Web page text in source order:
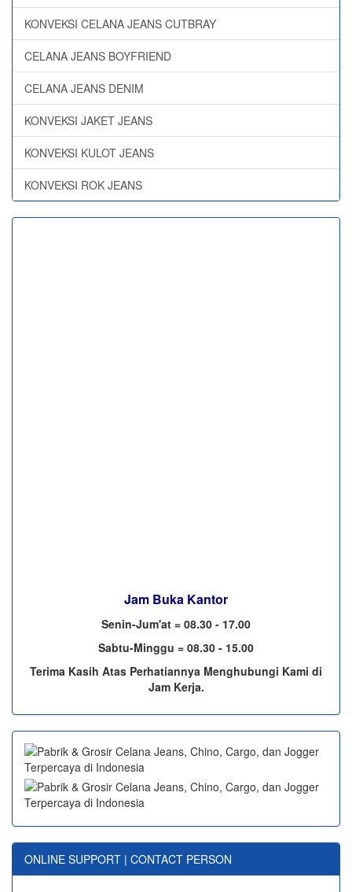
KONVEKSI CELANA JEANS CUTBRAY
CELANA JEANS BOYFRIEND
CELANA JEANS DENIM
KONVEKSI JAKET JEANS
KONVEKSI KULOT JEANS
KONVEKSI ROK JEANS
Jam Buka Kantor
Senin-Jum'at = 08.30 - 17.00
Sabtu-Minggu = 08.30 - 15.00
Terima Kasih Atas Perhatiannya Menghubungi Kami di
Jam Kerja.
ONLINE SUPPORT | CONTACT PERSON